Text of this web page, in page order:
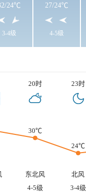
/24℃
3-4级
27/24℃
4-5级
20时 23时
30℃
24℃
东北风
北风
4-5级 3-4级